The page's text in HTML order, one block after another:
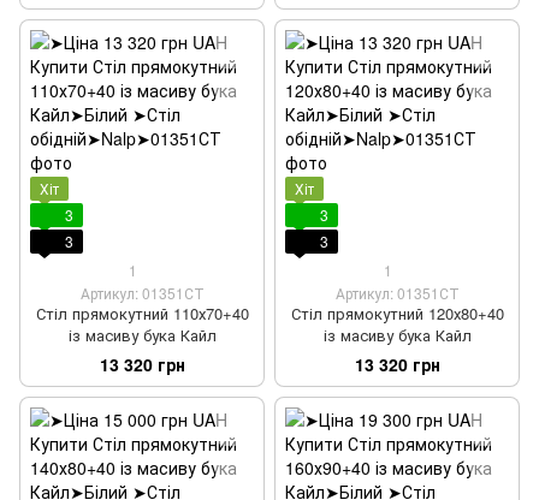
Хіт
3
3
1
Артикул: 01351СТ
Стіл прямокутний 110х70+40
із масиву бука Кайл
13 320 грн
Хіт
3
3
1
Артикул: 01351СТ
Стіл прямокутний 120х80+40
із масиву бука Кайл
13 320 грн